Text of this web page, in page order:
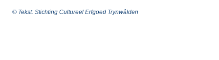
© Tekst: Stichting Cultureel Erfgoed Trynwâlden